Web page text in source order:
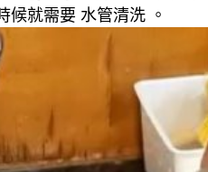
候就需要 水管清洗 。